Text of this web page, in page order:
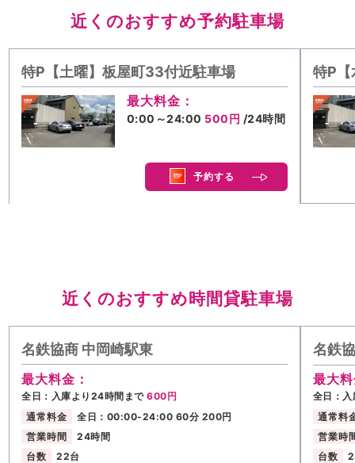
近くのおすすめ予約駐車場
特P【土曜】板屋町33付近駐車場
最大料金：
0:00～24:00 500円 /24時間
予約する
特P【
近くのおすすめ時間貸駐車場
名鉄協商 中岡崎駅東
最大料金：
全日：入庫より24時間まで600円
通常料金
全日：00:00-24:00 60分 200円
営業時間
24時間
台数
22台
名鉄
最大
全日：
通常料
営業時
台数